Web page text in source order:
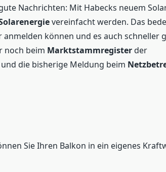
Nachrichten: Mit Habecks neuem
vereinfacht werden. Das
können und es auch schneller
noch beim Marktstammregisterder
die bisherige Meldung beim
Sie Ihren Balkon in ein eigenes